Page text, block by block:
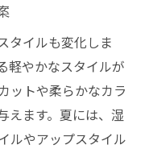
タイルも変化しま
軽やかなスタイルが
ットや柔らかなカラ
えます。夏には、湿
ルやアップスタイル